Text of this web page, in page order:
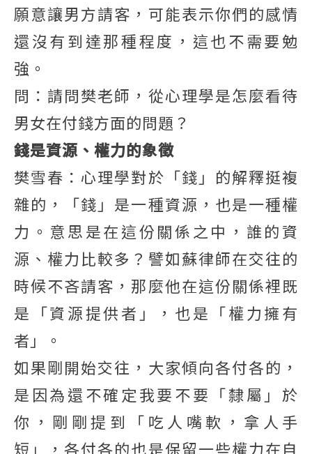
願意讓男方請客，可能表示你們的感情
還沒有到達那種程度，這也不需要勉
強。
問：請問樊老師，從心理學是怎麼看待
男女在付錢方面的問題？
錢是資源、權力的象徵
樊雪春：心理學對於「錢」的解釋挺複
雜的，「錢」是一種資源，也是一種權
力。意思是在這份關係之中，誰的資
源、權力比較多？譬如蘇律師在交往的
時候不吝請客，那麼他在這份關係裡既
是「資源提供者」，也是「權力擁有
者」。
如果剛開始交往，大家傾向各付各的，
是因為還不確定我要不要「隸屬」於
你，剛剛提到「吃人嘴軟，拿人手
短」，各付各的也是保留一些權力在自